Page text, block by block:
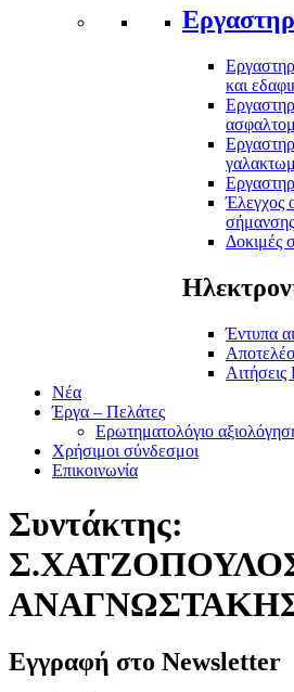
και
Έλεγχος
Δοκιμές
Έντυπα
Νέα
Έργα – Πελάτες
Ερωτηματολόγιο
Χρήσιμοι σύνδεσμοι
Επικοινωνία
Συντάκτης:
Εγγραφή στο Νewsletter